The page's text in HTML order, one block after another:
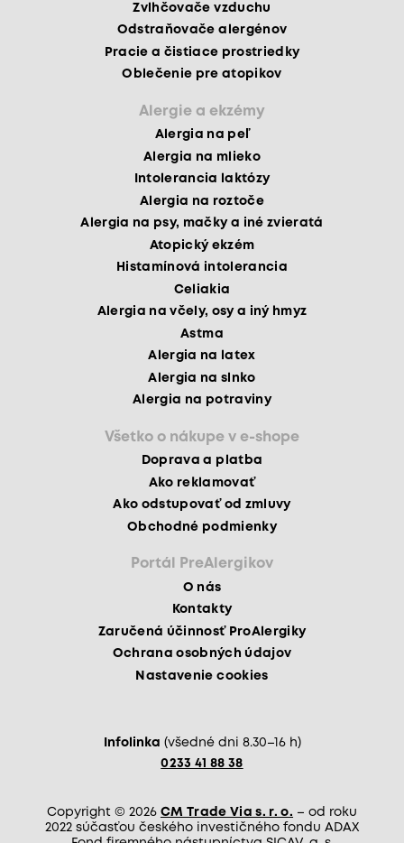
Zvlhčovače vzduchu
Odstraňovače alergénov
Pracie a čistiace prostriedky
Oblečenie pre atopikov
Alergie a ekzémy
Alergia na peľ
Alergia na mlieko
Intolerancia laktózy
Alergia na roztoče
Alergia na psy, mačky a iné zvieratá
Atopický ekzém
Histamínová intolerancia
Celiakia
Alergia na včely, osy a iný hmyz
Astma
Alergia na latex
Alergia na slnko
Alergia na potraviny
Všetko o nákupe v e-shope
Doprava a platba
Ako reklamovať
Ako odstupovať od zmluvy
Obchodné podmienky
Portál PreAlergikov
O nás
Kontakty
Zaručená účinnosť ProAlergiky
Ochrana osobných údajov
Nastavenie cookies
Infolinka (všedné dni 8.30–16 h)
0233 41 88 38
Copyright © 2026 CM Trade Via s. r. o. – od roku
2022 súčasťou českého investičného fondu ADAX